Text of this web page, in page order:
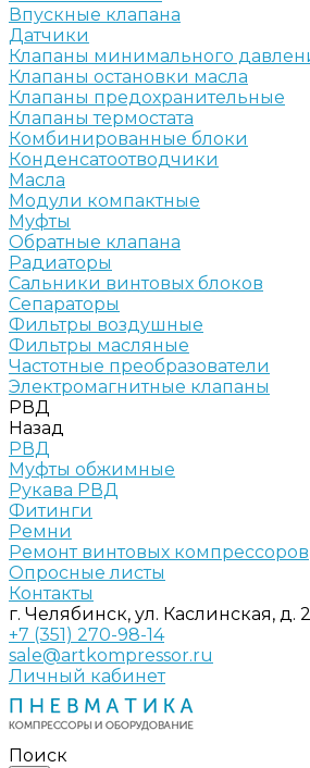
Впускные клапана
Датчики
Клапаны минимального
Клапаны остановки масла
Клапаны предохранительные
Клапаны термостата
Комбинированные блоки
Конденсатоотводчики
Масла
Модули компактные
Муфты
Обратные клапана
Радиаторы
Сальники винтовых блоков
Сепараторы
Фильтры воздушные
Фильтры масляные
Частотные преобразователи
Электромагнитные клапаны
РВД
Назад
РВД
Муфты обжимные
Рукава РВД
Фитинги
Ремни
Ремонт винтовых компрессоров
Опросные листы
Контакты
г. Челябинск, ул. Каслинская, д.
+7 (351) 270-98-14
sale@artkompressor.ru
Личный кабинет
Поиск